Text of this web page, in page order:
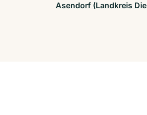
Asendorf (Landkreis